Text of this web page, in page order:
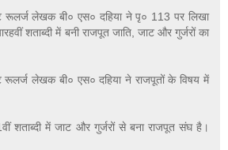
रूलर्ज लेखक बी० एस० दहिया ने पृ० 113 पर लिखा
शताब्दी में बनी राजपूत जाति, जाट और गुर्जरों का
रूलर्ज लेखक बी० एस० दहिया ने राजपूतों के विषय में
शताब्दी में जाट और गुर्जरों से बना राजपूत संघ है।